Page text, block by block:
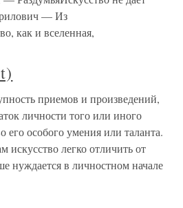
— Из
как и вселенная,
приемов и произведений,
личности того или иного
его особого умения или таланта.
искусство легко отличить от
нуждается в личностном начале